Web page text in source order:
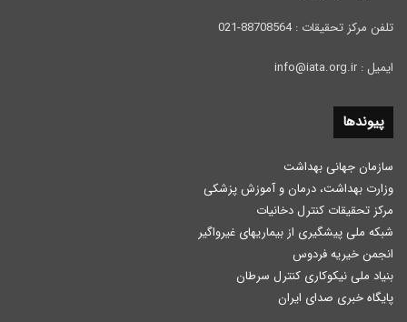
تلفن مرکز تحقیقات : 88708564-021
ایمیل : info@iata.org.ir
پیوندها
سازمان جهانی بهداشت
وزارت بهداشت، درمان و آموزش پزشكی
مرکز تحقیقات کنترل دخانیات
شبکه ملی پیشگیری از بیماریهای غیرواگیر
انجمن خیریه فردوس
بنیاد ملی نیکوکاری کنترل سرطان
پایگاه خبری صدای ایران